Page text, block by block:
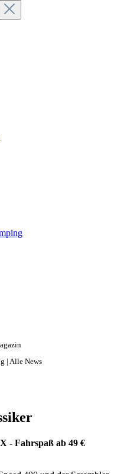
| Alle News
- Fahrspaß ab 49 €